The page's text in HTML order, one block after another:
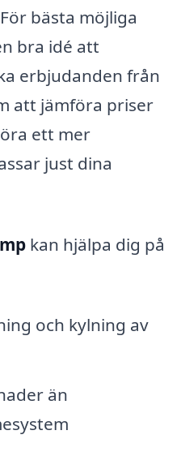
bästa möjliga
bra idé att
erbjudanden från
att jämföra priser
ett mer
just dina
kan hjälpa dig på
och kylning av
än